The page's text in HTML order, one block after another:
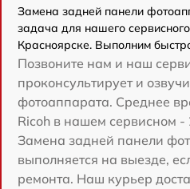
Замена задней панели
задача для нашего
Красноярске. Выполним
Позвоните нам и наш
проконсультирует и
фотоаппарата. Среднее
Ricoh в нашем сервисном -
Замена задней панели
выполняется на выезде,
ремонта. Наш курьер